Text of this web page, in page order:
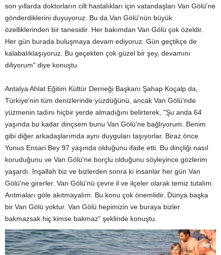
son yıllarda doktorların cilt hastalıkları için vatandaşları Van Gölü'ne
gönderdiklerini duyuyoruz. Bu da Van Gölü'nün büyük
özelliklerinden bir tanesidir. Her bakımdan Van Gölü çok özeldir.
Her gün burada buluşmaya devam ediyoruz. Gün geçtikçe de
kalabalıklaşıyoruz. Bu geçekten çok güzel bir şey, devamını
diliyorum" diye konuştu.
Antalya Ahlat Eğitim Kültür Derneği Başkanı Şahap Koçalp da,
Türkiye'nin tüm denizlerinde yüzdüğünü, ancak Van Gölü'nde
yüzmenin tadını hiçbir yerde almadığını belirterek, "Şu anda 64
yaşında bu kadar dinçsem bunu Van Gölü'ne bağlıyorum. Benim
gibi diğer arkadaşlarımda aynı duyguları taşıyorlar. Biraz önce
Yunus Ensari Bey 97 yaşında olduğunu ifade etti. Bu dinçliği nasıl
koruduğunu ve Van Gölü'ne borçlu olduğunu söyleyince gözlerim
yaşardı. İnşallah biz ve bizlerden sonra ki insanlar her gün Van
Gölü'ne girerler. Van Gölü'nü çevre il ve ilçeler olarak temiz tutalım.
Arıtmaları göle akıtmayalım. Bu konu çok önemlidir. Dünya başka
bir Van Gölü yoktur. Van Gölü hepimizin ve buraya bizler
bakmazsak hiç kimse bakmaz" şeklinde konuştu.